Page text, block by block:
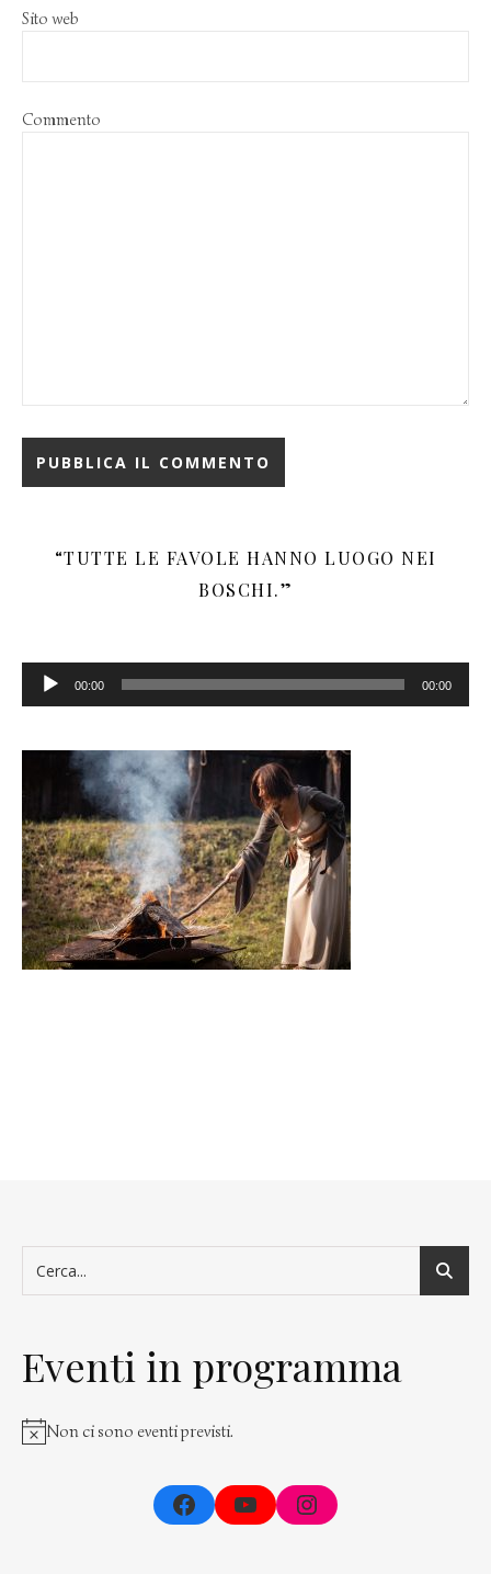
Sito web
Commento
“TUTTE LE FAVOLE HANNO LUOGO NEI
BOSCHI.”
Audio
Player
00:00 00:00
Eventi in programma
Non ci sono eventi previsti.